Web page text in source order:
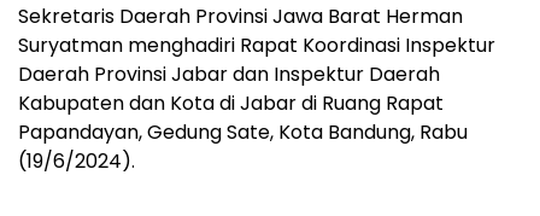
Sekretaris Daerah Provinsi Jawa Barat Herman
Suryatman menghadiri Rapat Koordinasi Inspektur
Daerah Provinsi Jabar dan Inspektur Daerah
Kabupaten dan Kota di Jabar di Ruang Rapat
Papandayan, Gedung Sate, Kota Bandung, Rabu
(19/6/2024).